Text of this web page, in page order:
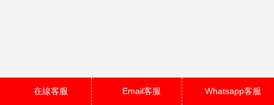
在線客服 Email客服 Whatsapp客服